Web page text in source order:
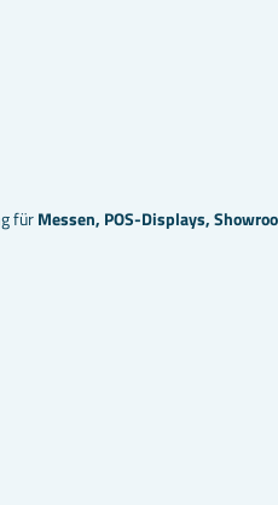
fürMessen, POS-Displays,